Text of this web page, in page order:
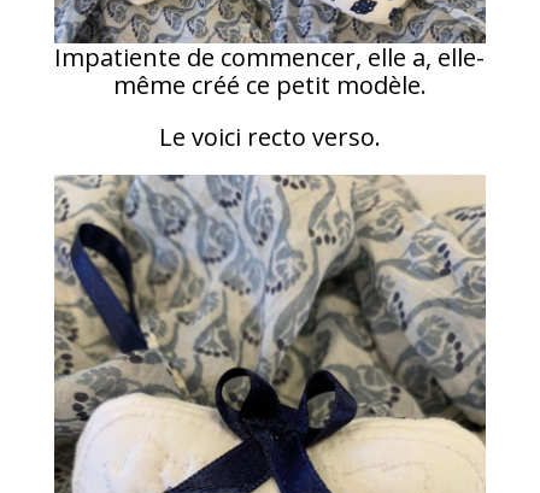
Impatiente de commencer, elle a, elle-
même créé ce petit modèle.
Le voici recto verso.